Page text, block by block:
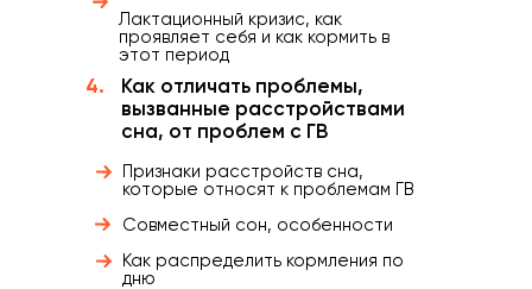
Как отличать проблемы,
вызванные расстройствами
сна, от проблем с ГВ
4.
Признаки расстройств сна,
которые относят к проблемам ГВ
Совместный сон, особенности
Как распределить кормления по
дню
Лактационный кризис, как
проявляет себя и как кормить в
этот период